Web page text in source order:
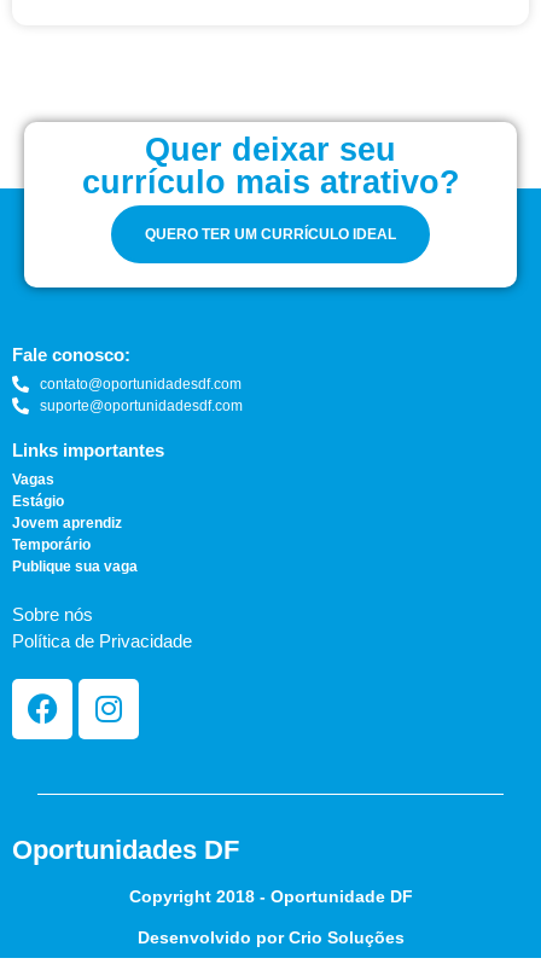
Quer deixar seu
currículo mais atrativo?
QUERO TER UM CURRÍCULO IDEAL
Fale conosco:
contato@oportunidadesdf.com
suporte@oportunidadesdf.com
Links importantes
Vagas
Estágio
Jovem aprendiz
Temporário
Publique sua vaga
Sobre nós
Política de Privacidade
Oportunidades DF
Copyright 2018 - Oportunidade DF
Desenvolvido por Crio Soluções